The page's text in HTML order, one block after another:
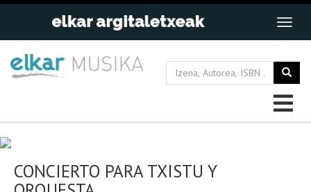
CONCIERTO PARA TXISTU Y